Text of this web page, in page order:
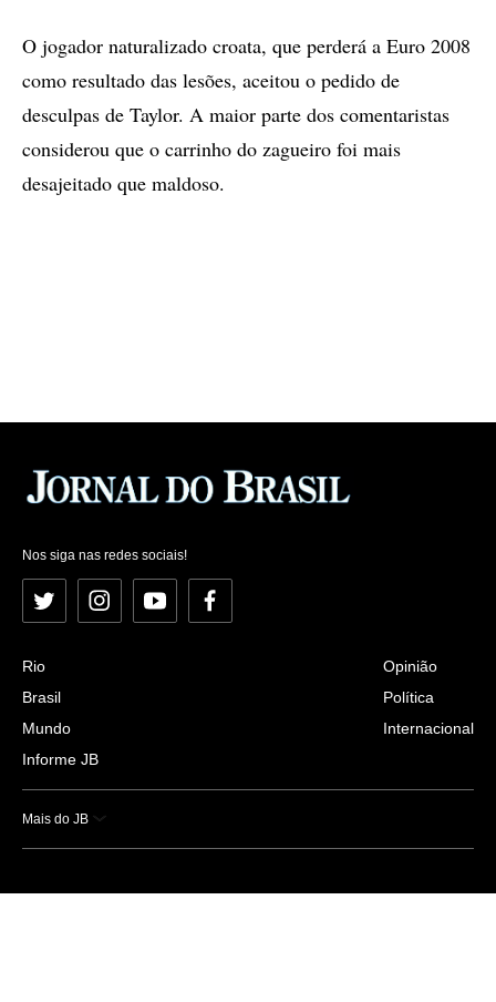
O jogador naturalizado croata, que perderá a Euro 2008
como resultado das lesões, aceitou o pedido de
desculpas de Taylor. A maior parte dos comentaristas
considerou que o carrinho do zagueiro foi mais
desajeitado que maldoso.
Nos siga nas redes sociais!
Twitter InstagramYouTubeFacebook
Rio
Brasil
Mundo
Informe JB
Opinião
Política
Internacional
Mais do JB
Esportes